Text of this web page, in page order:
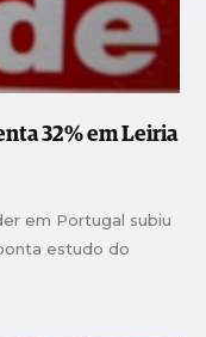
32% em Leiria
em Portugal subiu
estudo do